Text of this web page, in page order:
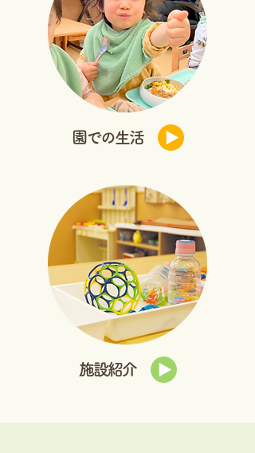
園での生活
施設紹介